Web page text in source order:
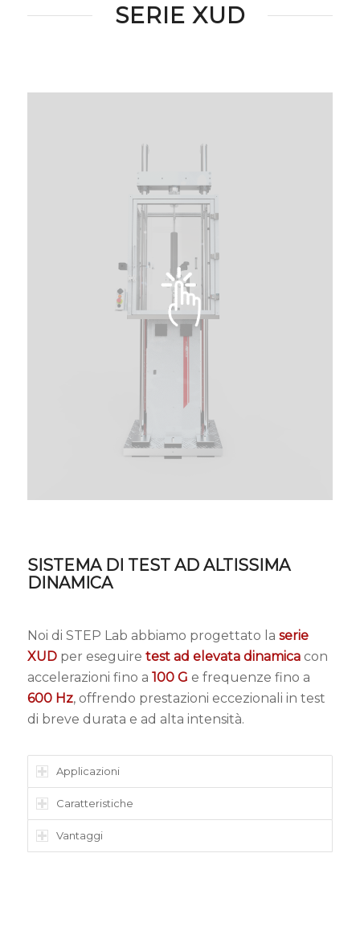
SERIE XUD
SISTEMA DI TEST AD ALTISSIMA
DINAMICA
Noi di STEP Lab abbiamo progettato la serie
XUDper eseguire test ad elevata dinamica con
accelerazioni fino a 100 G e frequenze fino a
600 Hz, offrendo prestazioni eccezionali in test
di breve durata e ad alta intensità.
Applicazioni
Caratteristiche
Vantaggi